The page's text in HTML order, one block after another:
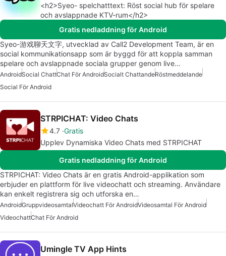
<h2>Syeo- spelchatttext: Röst social hub för spelare
och avslappnade KTV-rum</h2>
Gratis nedladdning för Android
Syeo-游戏聊天文字, utvecklad av Call2 Development Team, är en
social kommunikationsapp som är byggd för att koppla samman
spelare och avslappnade sociala grupper genom live…
AndroidSocial ChattChat För AndroidSocialt ChattandeRöstmeddelande
Social För Android
STRPICHAT: Video Chats
4.7 Gratis
Upplev Dynamiska Video Chats med STRPICHAT
Gratis nedladdning för Android
STRPICHAT: Video Chats är en gratis Android-applikation som
erbjuder en plattform för live videochatt och streaming. Användare
kan enkelt registrera sig och utforska en…
AndroidGruppvideosamtalVideochatt För AndroidVideosamtal För Android
VideochattChat För Android
Umingle TV App Hints